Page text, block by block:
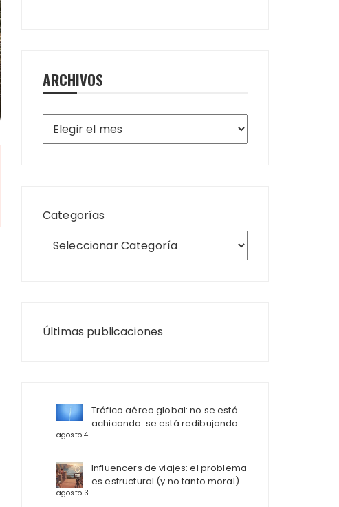
ARCHIVOS
Archivos
Categorías
Últimas publicaciones
Tráfico aéreo global: no se está
achicando: se está redibujando
agosto 4
Influencers de viajes: el problema
es estructural (y no tanto moral)
agosto 3